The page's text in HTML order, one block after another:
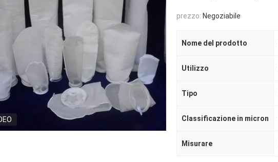
prezzo: Negoziabile
Nome del prodotto
Utilizzo
Tipo
Classificazione in micron
Misurare